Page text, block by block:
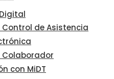
Control de Asistencia
Colaborador
con MiDT